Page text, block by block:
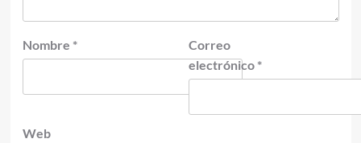
Nombre *
Correo
electrónico *
Web